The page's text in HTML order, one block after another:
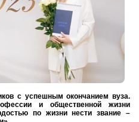
с успешным окончанием вуза.
и общественной жизни
по жизни нести звание –